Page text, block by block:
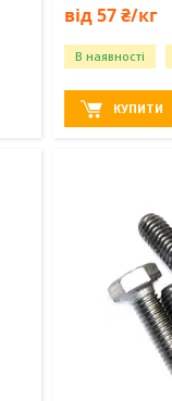
від 57 ₴/кг
В наявності
КУПИТИ